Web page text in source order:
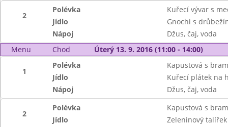
2
Polévka
Kuřecí vývar s
Jídlo
Gnochi s
Nápoj
Džus, čaj, voda
Menu
Chod Úterý 13. 9. 2016 (11:00 - 14:00)
1
Polévka
Kapustová s
Jídlo
Kuřecí plátek na
Nápoj
Džus, čaj, voda
2
Polévka
Kapustová s
Jídlo
Zeleninový